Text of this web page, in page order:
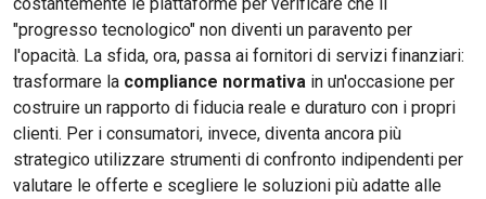
"progresso tecnologico" non diventi un paravento per
l'opacità. La sfida, ora, passa ai fornitori di servizi finanziari:
trasformare la compliance normativa in un'occasione per
costruire un rapporto di fiducia reale e duraturo con i propri
clienti. Per i consumatori, invece, diventa ancora più
strategico utilizzare strumenti di confronto indipendenti per
valutare le offerte e scegliere le soluzioni più adatte alle